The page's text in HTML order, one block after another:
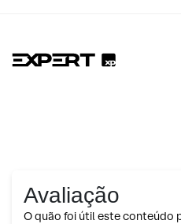
Avaliação
O quão foi útil este conteúdo